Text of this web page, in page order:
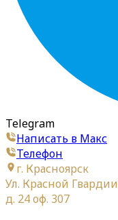
Telegram
Написать в Макс
Телефон
г. Красноярск
Ул. Красной Гвардии
д. 24 оф. 307